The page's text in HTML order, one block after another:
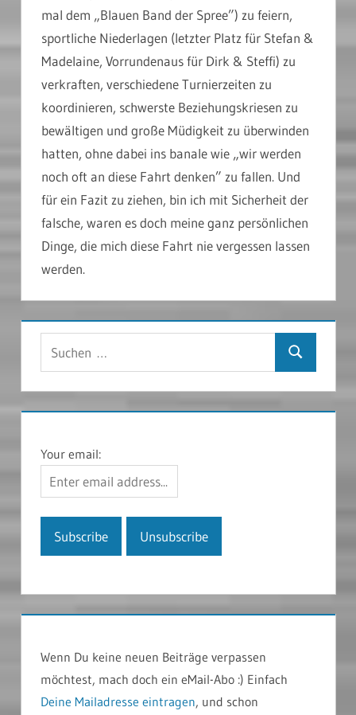
mal dem „Blauen Band der Spree”) zu feiern,
sportliche Niederlagen (letzter Platz für Stefan &
Madelaine, Vorrundenaus für Dirk & Steffi) zu
verkraften, verschiedene Turnierzeiten zu
koordinieren, schwerste Beziehungskriesen zu
bewältigen und große Müdigkeit zu überwinden
hatten, ohne dabei ins banale wie „wir werden
noch oft an diese Fahrt denken” zu fallen. Und
für ein Fazit zu ziehen, bin ich mit Sicherheit der
falsche, waren es doch meine ganz persönlichen
Dinge, die mich diese Fahrt nie vergessen lassen
werden.
Suchen
Your email:
Wenn Du keine neuen Beiträge verpassen
möchtest, mach doch ein eMail-Abo :) Einfach
Deine Mailadresse eintragen, und schon